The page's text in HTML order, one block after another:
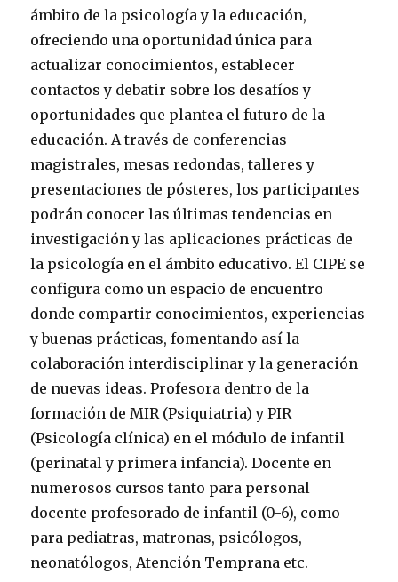
ámbito de la psicología y la educación,
ofreciendo una oportunidad única para
actualizar conocimientos, establecer
contactos y debatir sobre los desafíos y
oportunidades que plantea el futuro de la
educación. A través de conferencias
magistrales, mesas redondas, talleres y
presentaciones de pósteres, los participantes
podrán conocer las últimas tendencias en
investigación y las aplicaciones prácticas de
la psicología en el ámbito educativo. El CIPE se
configura como un espacio de encuentro
donde compartir conocimientos, experiencias
y buenas prácticas, fomentando así la
colaboración interdisciplinar y la generación
de nuevas ideas. Profesora dentro de la
formación de MIR (Psiquiatria) y PIR
(Psicología clínica) en el módulo de infantil
(perinatal y primera infancia). Docente en
numerosos cursos tanto para personal
docente profesorado de infantil (0-6), como
para pediatras, matronas, psicólogos,
neonatólogos, Atención Temprana etc.